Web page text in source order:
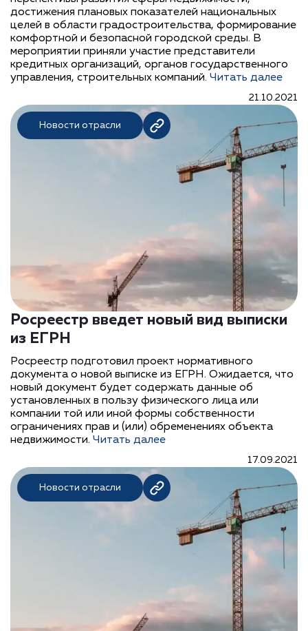
достижения плановых показателей национальных
целей в области градостроительства, формирование
комфортной и безопасной городской среды. В
мероприятии приняли участие представители
кредитных организаций, органов государственного
управления, строительных компаний. Читать далее
21.10.2021
Росреестр введет новый вид выписки
из ЕГРН
Росреестр подготовил проект нормативного
документа о новой выписке из ЕГРН. Ожидается, что
новый документ будет содержать данные об
установленных в пользу физического лица или
компании той или иной формы собственности
ограничениях прав и (или) обременениях объекта
недвижимости. Читать далее
17.09.2021
Новости отрасли
Новости отрасли